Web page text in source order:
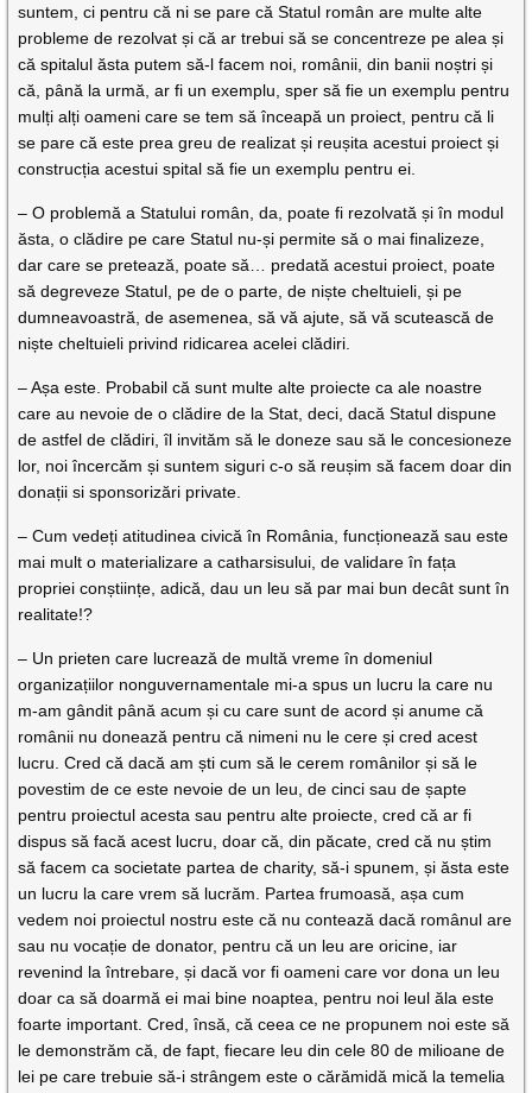
suntem, ci pentru că ni se pare că Statul român are multe alte
probleme de rezolvat și că ar trebui să se concentreze pe alea și
că spitalul ăsta putem să-l facem noi, românii, din banii noștri și
că, până la urmă, ar fi un exemplu, sper să fie un exemplu pentru
mulți alți oameni care se tem să înceapă un proiect, pentru că li
se pare că este prea greu de realizat și reușita acestui proiect și
construcția acestui spital să fie un exemplu pentru ei.
– O problemă a Statului român, da, poate fi rezolvată și în modul
ăsta, o clădire pe care Statul nu-și permite să o mai finalizeze,
dar care se pretează, poate să… predată acestui proiect, poate
să degreveze Statul, pe de o parte, de niște cheltuieli, și pe
dumneavoastră, de asemenea, să vă ajute, să vă scutească de
niște cheltuieli privind ridicarea acelei clădiri.
– Așa este. Probabil că sunt multe alte proiecte ca ale noastre
care au nevoie de o clădire de la Stat, deci, dacă Statul dispune
de astfel de clădiri, îl invităm să le doneze sau să le concesioneze
lor, noi încercăm și suntem siguri c-o să reușim să facem doar din
donații si sponsorizări private.
– Cum vedeți atitudinea civică în România, funcționează sau este
mai mult o materializare a catharsisului, de validare în fața
propriei conștiințe, adică, dau un leu să par mai bun decât sunt în
realitate!?
– Un prieten care lucrează de multă vreme în domeniul
organizațiilor nonguvernamentale mi-a spus un lucru la care nu
m-am gândit până acum și cu care sunt de acord și anume că
românii nu donează pentru că nimeni nu le cere și cred acest
lucru. Cred că dacă am ști cum să le cerem românilor și să le
povestim de ce este nevoie de un leu, de cinci sau de șapte
pentru proiectul acesta sau pentru alte proiecte, cred că ar fi
dispus să facă acest lucru, doar că, din păcate, cred că nu știm
să facem ca societate partea de charity, să-i spunem, și ăsta este
un lucru la care vrem să lucrăm. Partea frumoasă, așa cum
vedem noi proiectul nostru este că nu contează dacă românul are
sau nu vocație de donator, pentru că un leu are oricine, iar
revenind la întrebare, și dacă vor fi oameni care vor dona un leu
doar ca să doarmă ei mai bine noaptea, pentru noi leul ăla este
foarte important. Cred, însă, că ceea ce ne propunem noi este să
le demonstrăm că, de fapt, fiecare leu din cele 80 de milioane de
lei pe care trebuie să-i strângem este o cărămidă mică la temelia